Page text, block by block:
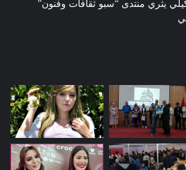
يثري منتدى “سبو ثقافات وفنون”